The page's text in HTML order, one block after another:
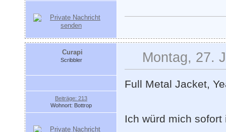
Curapi
Scribbler
Beiträge: 213
Wohnort: Bottrop
Montag, 27.
Full Metal Jacket,
Ich würd mich